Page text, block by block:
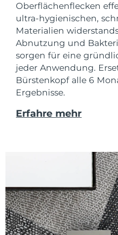
Oberflächenflecken
ultra-hygienischen,
Materialien
Abnutzung und
sorgen für eine
jeder Anwendung.
Bürstenkopf alle 6
Ergebnisse.
Erfahre mehr